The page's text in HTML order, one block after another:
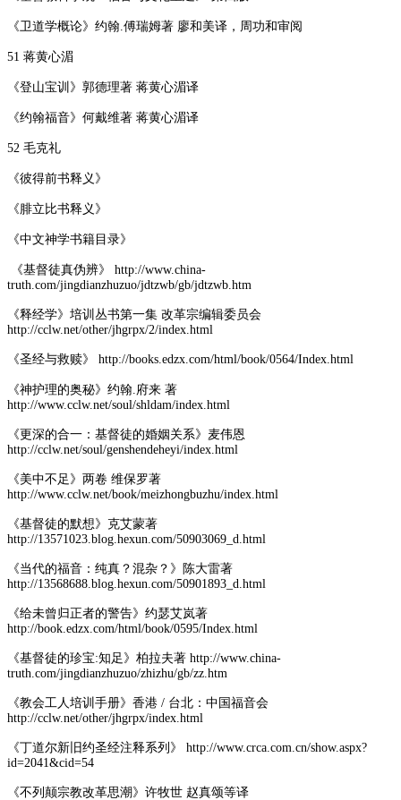
《卫道学概论》约翰.傅瑞姆著 廖和美译，周功和审阅
51 蒋黄心湄
《登山宝训》郭德理著 蒋黄心湄译
《约翰福音》何戴维著 蒋黄心湄译
52 毛克礼
《彼得前书释义》
《腓立比书释义》
《中文神学书籍目录》
《基督徒真伪辨》 http://www.china-
truth.com/jingdianzhuzuo/jdtzwb/gb/jdtzwb.htm
《释经学》培训丛书第一集 改革宗编辑委员会
http://cclw.net/other/jhgrpx/2/index.html
《圣经与救赎》 http://books.edzx.com/html/book/0564/Index.html
《神护理的奥秘》约翰.府来 著
http://www.cclw.net/soul/shldam/index.html
《更深的合一：基督徒的婚姻关系》麦伟恩
http://cclw.net/soul/genshendeheyi/index.html
《美中不足》两卷 维保罗著
http://www.cclw.net/book/meizhongbuzhu/index.html
《基督徒的默想》克艾蒙著
http://13571023.blog.hexun.com/50903069_d.html
《当代的福音：纯真？混杂？》陈大雷著
http://13568688.blog.hexun.com/50901893_d.html
《给未曾归正者的警告》约瑟艾岚著
http://book.edzx.com/html/book/0595/Index.html
《基督徒的珍宝:知足》柏拉夫著 http://www.china-
truth.com/jingdianzhuzuo/zhizhu/gb/zz.htm
《教会工人培训手册》香港 / 台北：中国福音会
http://cclw.net/other/jhgrpx/index.html
《丁道尔新旧约圣经注释系列》 http://www.crca.com.cn/show.aspx?
id=2041&cid=54
《不列颠宗教改革思潮》许牧世 赵真颂等译